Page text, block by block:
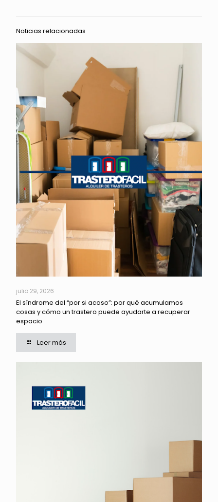
Noticias relacionadas
julio 29, 2026
El síndrome del “por si acaso”: por qué acumulamos
cosas y cómo un trastero puede ayudarte a recuperar
espacio
Leer más